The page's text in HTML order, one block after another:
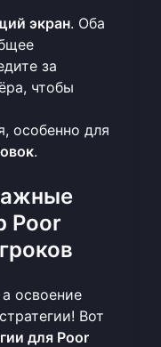
экран. Оба
за
чтобы
особенно для
.
Poor
освоение
Вот
для Poor